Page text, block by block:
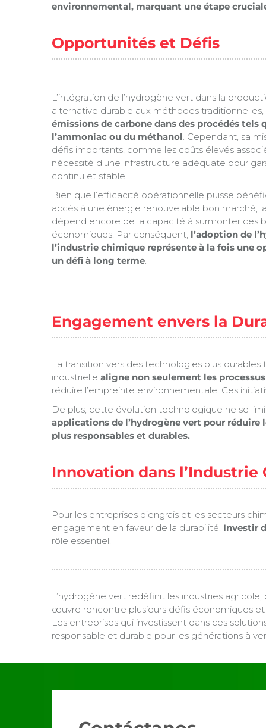
environnemental, marquant une étape
Opportunités et Défis
L’intégration de l’hydrogène vert dans la
alternative durable aux méthodes
émissions de carbone dans des procédés tels
l’ammoniac ou du méthanol. Cependant, sa
défis importants, comme les coûts élevés
nécessité d’une infrastructure adéquate pour
continu et stable.
Bien que l’efficacité opérationnelle puisse
accès à une énergie renouvelable bon marché,
dépend encore de la capacité à surmonter ces
économiques. Par conséquent, l’adoption de
l’industrie chimique représente à la fois une
un défi à long terme.
Engagement envers la
La transition vers des technologies plus
industrielle aligne non seulement les
réduire l’empreinte environnementale. Ces
De plus, cette évolution technologique ne se
applications de l’hydrogène vert pour
plus responsables et durables.
Innovation dans
Pour les entreprises d’engrais et les secteurs
engagement en faveur de la durabilité. Investir
rôle essentiel.
L’hydrogène vert redéfinit les industries
œuvre rencontre plusieurs défis économiques
Les entreprises qui investissent dans ces
responsable et durable pour les générations à